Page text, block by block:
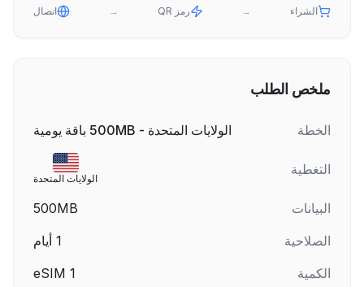
الشراء → رمز QR → اتصال
ملخص الطلب
الخطة الولايات المتحدة - 500MB باقة يومية
التغطية
الولايات المتحدة
البيانات
500MB
الصلاحية
1 أيام
الكمية
1